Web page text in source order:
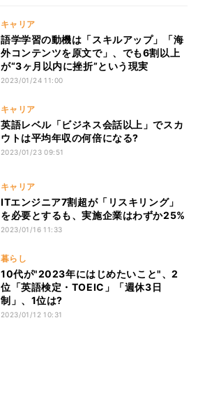
キャリア
語学学習の動機は「スキルアップ」「海
外コンテンツを原文で」、でも6割以上
が“3ヶ月以内に挫折”という現実
2023/01/24 11:00
キャリア
英語レベル「ビジネス会話以上」でスカ
ウトは平均年収の何倍になる?
2023/01/23 09:51
キャリア
ITエンジニア7割超が「リスキリング」
を必要とするも、実施企業はわずか25%
2023/01/16 11:33
暮らし
10代が"2023年にはじめたいこと"、2
位「英語検定・TOEIC」「週休3日
制」、1位は?
2023/01/12 10:31